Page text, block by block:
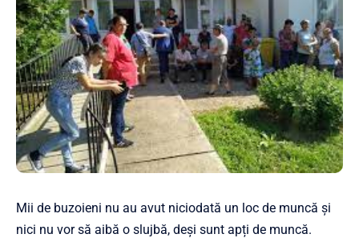
Mii de buzoieni nu au avut niciodată un loc de muncă și
nici nu vor să aibă o slujbă, deși sunt apți de muncă.